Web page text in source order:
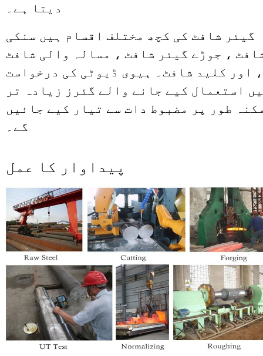
دیتا ہے۔
گیئر شافٹ کی کچھ مختلف اقسام ہیں سنکی
، جوڑے گیئر شافٹ ، مسالہ والی شافٹ
، اور کلید شافٹ۔ ہیوی ڈیوٹی کی درخواست
استعمال کیے جانے والے گئرز زیادہ تر
طور پر مضبوط دات سے تیار کیے جائیں
گے۔
پیداوار کا عمل